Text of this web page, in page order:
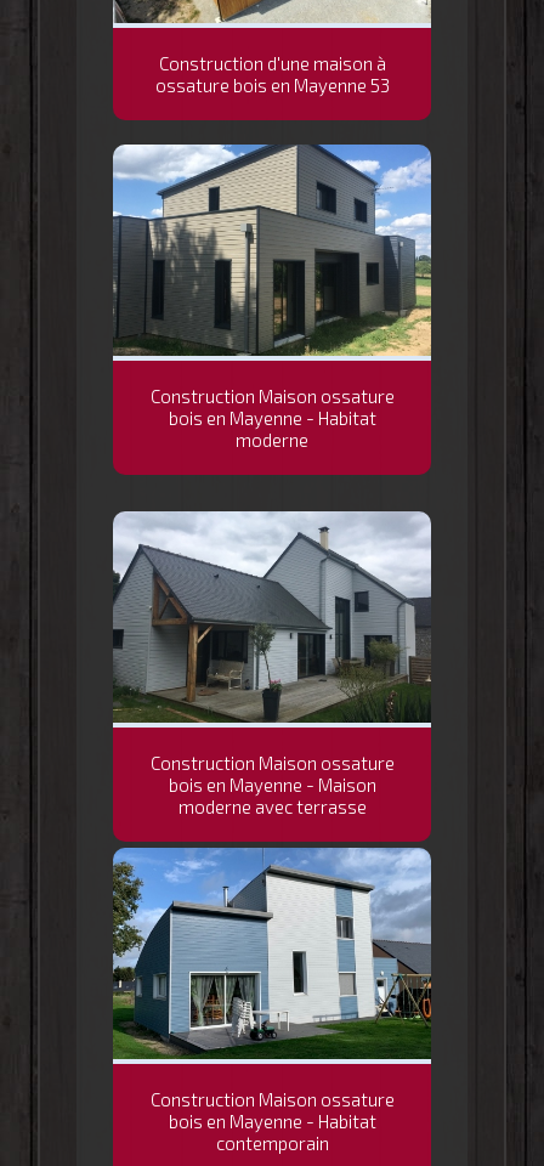
Construction d'une maison à
ossature bois en Mayenne 53
Construction Maison ossature
bois en Mayenne - Habitat
moderne
Construction Maison ossature
bois en Mayenne - Maison
moderne avec terrasse
Construction Maison ossature
bois en Mayenne - Habitat
contemporain